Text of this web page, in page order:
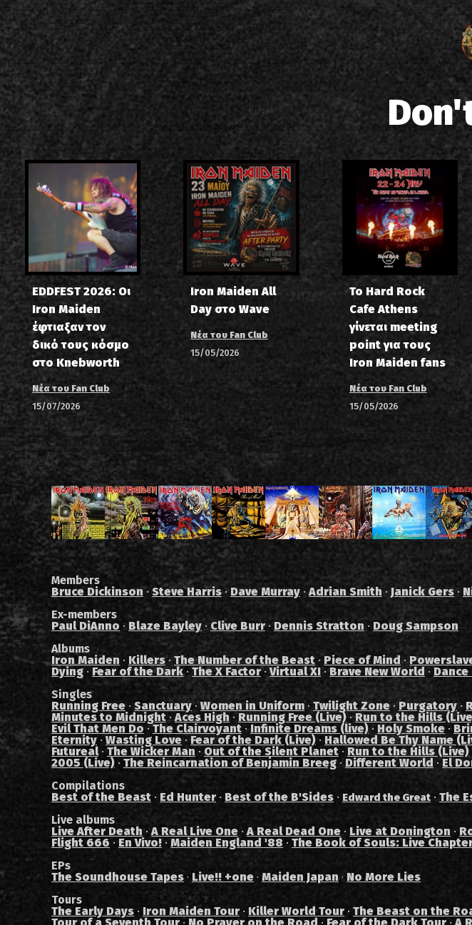
EDDFEST 2026: Οι
Iron Maiden
έφτιαξαν τον
δικό τους κόσμο
στο Knebworth
Νέα του Fan Club
15/07/2026
Iron Maiden All
Day στο Wave
Νέα του Fan Club
15/05/2026
Το Hard Rock
Cafe Athens
γίνεται meeting
point για τους
Iron Maiden fans
Νέα του Fan Club
15/05/2026
Members
Bruce Dickinson· Steve Harris·Dave Murray·Adrian Smith · Janick Gers ·
Ex-members
Paul DiAnno · Blaze Bayley · Clive Burr · Dennis Stratton · Doug Sampson
Albums
Iron Maiden · Killers· The Number of the Beast · Piece of Mind ·
Dying · Fear of the Dark· The X Factor·Virtual XI ·Brave New World ·
Singles
Running Free · Sanctuary·Women in Uniform· Twilight Zone · Purgatory ·
Minutes to Midnight·Aces High · Running Free (Live) · Run to the Hills
Evil That Men Do · The Clairvoyant ·Infinite Dreams (live) · Holy Smoke ·
Eternity · Wasting Love · Fear of the Dark (Live) · Hallowed Be Thy Name
Futureal· The Wicker Man · Out of the Silent Planet · Run to the Hills (Live)
2005 (Live) · The Reincarnation of Benjamin Breeg · Different World · El
Compilations
Best of the Beast · Ed Hunter · Best of the B'Sides · Edward the Great · The
Live albums
Live After Death ·A Real Live One ·A Real Dead One · Live at Donington ·
Flight 666 · En Vivo! · Maiden England '88 · The Book of Souls: Live
EPs
The Soundhouse Tapes · Live!! +one · Maiden Japan · No More Lies
Tours
The Early Days · Iron Maiden Tour· Killer World Tour · The Beast on the